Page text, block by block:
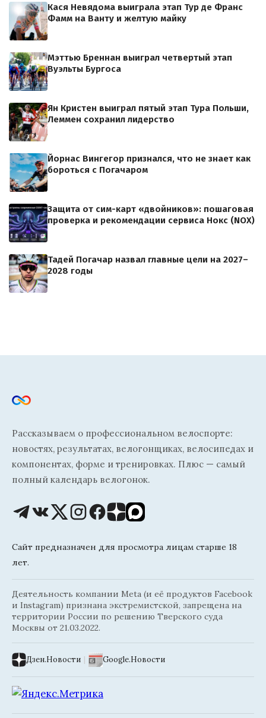
Кася Невядома выиграла этап Тур де Франс
Фамм на Ванту и желтую майку
Мэттью Бреннан выиграл четвертый этап
Вуэльты Бургоса
Ян Кристен выиграл пятый этап Тура Польши,
Леммен сохранил лидерство
Йорнас Вингегор признался, что не знает как
бороться с Погачаром
Защита от сим-карт «двойников»: пошаговая
проверка и рекомендации сервиса Нокс (NOX)
Тадей Погачар назвал главные цели на 2027–
2028 годы
Рассказываем о профессиональном велоспорте:
новостях, результатах, велогонщиках, велосипедах и
компонентах, форме и тренировках. Плюс — самый
полный календарь велогонок.
Сайт предназначен для просмотра лицам старше 18
лет.
Деятельность компании Meta (и её продуктов Facebook
и Instagram) признана экстремистской, запрещена на
территории России по решению Тверского суда
Москвы от 21.03.2022.
Дзен.Новости | Google.Новости